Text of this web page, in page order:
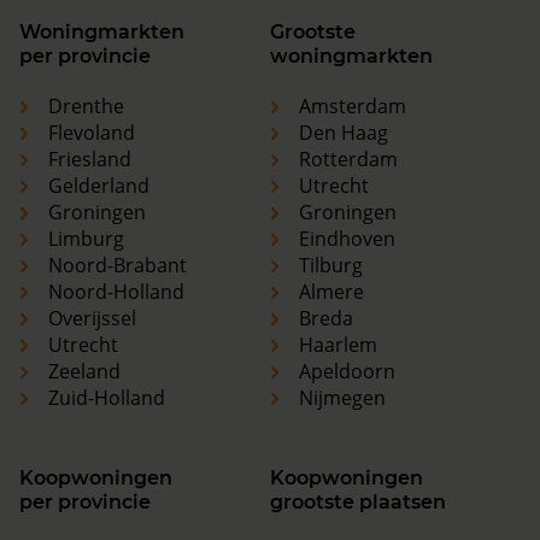
Woningmarkten
per provincie
Drenthe
Flevoland
Friesland
Gelderland
Groningen
Limburg
Noord-Brabant
Noord-Holland
Overijssel
Utrecht
Zeeland
Zuid-Holland
Grootste
woningmarkten
Amsterdam
Den Haag
Rotterdam
Utrecht
Groningen
Eindhoven
Tilburg
Almere
Breda
Haarlem
Apeldoorn
Nijmegen
Koopwoningen
per provincie
Koopwoningen
grootste plaatsen